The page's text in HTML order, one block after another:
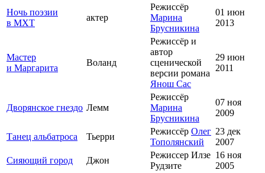
Ночь поэзии
в МХТ
актер
Режиссёр
Марина
Брусникина
01 июн
2013
Мастер
и Маргарита
Воланд
Режиссёр и
автор
сценической
версии романа
Янош Сас
29 июн
2011
Дворянское гнездо Лемм
Режиссёр
Марина
Брусникина
07 ноя
2009
Танец альбатроса Тьерри
Режиссёр Олег
Тополянский
23 дек
2007
Сияющий город
Джон
Режиссер Илзе
Рудзите
16 ноя
2005